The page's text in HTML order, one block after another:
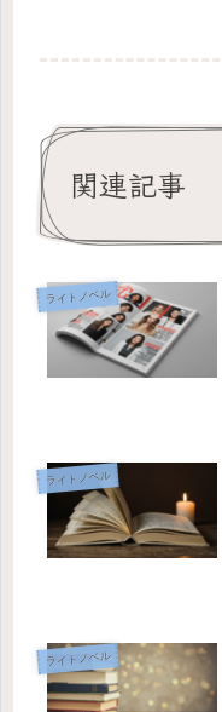
関連記事
ライトノベル
ライトノベル
ライトノベル